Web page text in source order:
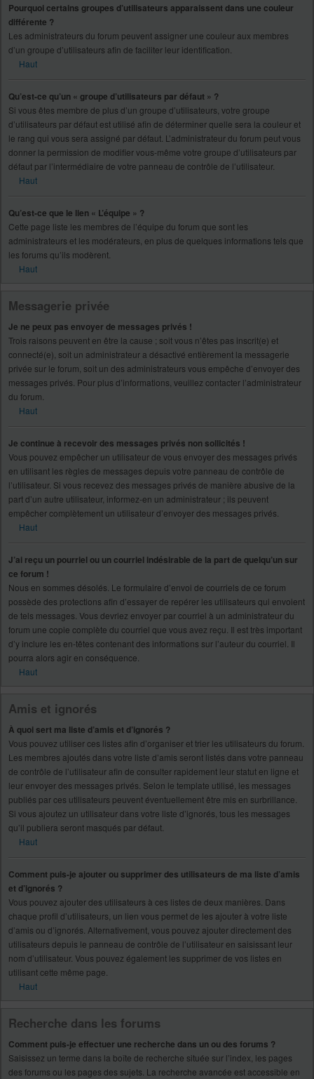
Pourquoi certains groupes d’utilisateurs apparaissent dans une couleur
différente ?
Les administrateurs du forum peuvent assigner une couleur aux membres
d’un groupe d’utilisateurs afin de faciliter leur identification.
Haut
Qu’est-ce qu’un « groupe d’utilisateurs par défaut » ?
Si vous êtes membre de plus d’un groupe d’utilisateurs, votre groupe
d’utilisateurs par défaut est utilisé afin de déterminer quelle sera la couleur et
le rang qui vous sera assigné par défaut. L’administrateur du forum peut vous
donner la permission de modifier vous-même votre groupe d’utilisateurs par
défaut par l’intermédiaire de votre panneau de contrôle de l’utilisateur.
Haut
Qu’est-ce que le lien « L’équipe » ?
Cette page liste les membres de l’équipe du forum que sont les
administrateurs et les modérateurs, en plus de quelques informations tels que
les forums qu’ils modèrent.
Haut
Messagerie privée
Je ne peux pas envoyer de messages privés !
Trois raisons peuvent en être la cause ; soit vous n’êtes pas inscrit(e) et
connecté(e), soit un administrateur a désactivé entièrement la messagerie
privée sur le forum, soit un des administrateurs vous empêche d’envoyer des
messages privés. Pour plus d’informations, veuillez contacter l’administrateur
du forum.
Haut
Je continue à recevoir des messages privés non sollicités !
Vous pouvez empêcher un utilisateur de vous envoyer des messages privés
en utilisant les règles de messages depuis votre panneau de contrôle de
l’utilisateur. Si vous recevez des messages privés de manière abusive de la
part d’un autre utilisateur, informez-en un administrateur ; ils peuvent
empêcher complètement un utilisateur d’envoyer des messages privés.
Haut
J’ai reçu un pourriel ou un courriel indésirable de la part de quelqu’un sur
ce forum !
Nous en sommes désolés. Le formulaire d’envoi de courriels de ce forum
possède des protections afin d’essayer de repérer les utilisateurs qui envoient
de tels messages. Vous devriez envoyer par courriel à un administrateur du
forum une copie complète du courriel que vous avez reçu. Il est très important
d’y inclure les en-têtes contenant des informations sur l’auteur du courriel. Il
pourra alors agir en conséquence.
Haut
Amis et ignorés
À quoi sert ma liste d’amis et d’ignorés ?
Vous pouvez utiliser ces listes afin d’organiser et trier les utilisateurs du forum.
Les membres ajoutés dans votre liste d’amis seront listés dans votre panneau
de contrôle de l’utilisateur afin de consulter rapidement leur statut en ligne et
leur envoyer des messages privés. Selon le template utilisé, les messages
publiés par ces utilisateurs peuvent éventuellement être mis en surbrillance.
Si vous ajoutez un utilisateur dans votre liste d’ignorés, tous les messages
qu’il publiera seront masqués par défaut.
Haut
Comment puis-je ajouter ou supprimer des utilisateurs de ma liste d’amis
et d’ignorés ?
Vous pouvez ajouter des utilisateurs à ces listes de deux manières. Dans
chaque profil d’utilisateurs, un lien vous permet de les ajouter à votre liste
d’amis ou d’ignorés. Alternativement, vous pouvez ajouter directement des
utilisateurs depuis le panneau de contrôle de l’utilisateur en saisissant leur
nom d’utilisateur. Vous pouvez également les supprimer de vos listes en
utilisant cette même page.
Haut
Recherche dans les forums
Comment puis-je effectuer une recherche dans un ou des forums ?
Saisissez un terme dans la boîte de recherche située sur l’index, les pages
des forums ou les pages des sujets. La recherche avancée est accessible en